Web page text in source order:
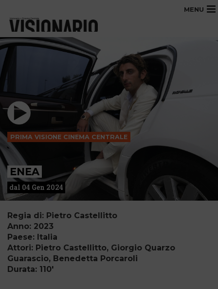
MENU
PRIMA VISIONE CINEMA CENTRALE
ENEA
dal 04 Gen 2024
Regia di: Pietro Castellitto
Anno: 2023
Paese: Italia
Attori: Pietro Castellitto, Giorgio Quarzo
Guarascio, Benedetta Porcaroli
Durata: 110'